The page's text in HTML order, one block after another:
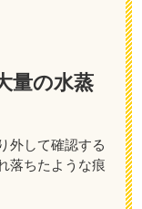
量の水蒸
外して確認する
落ちたような痕